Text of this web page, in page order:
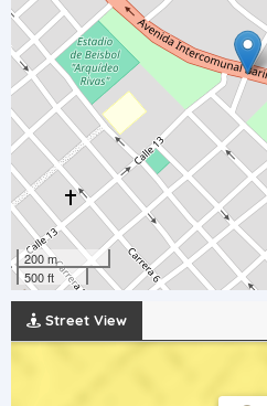
200 m
500 ft
Street View